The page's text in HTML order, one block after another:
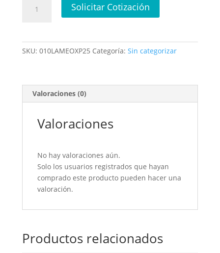
cuchillo
Solicitar Cotización
SKU: 010LAMEOXP25 Categoría: Sin categorizar
Valoraciones (0)
Valoraciones
No hay valoraciones aún.
Solo los usuarios registrados que hayan
comprado este producto pueden hacer una
valoración.
Productos relacionados